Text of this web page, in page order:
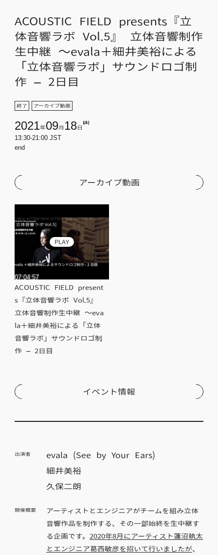
ACOUSTIC FIELD presents『立
体音響ラボ Vol.5』 立体音響制作
生中継 ～evala＋細井美裕による
「立体音響ラボ」サウンドロゴ制
作 – 2日目
終了 アーカイブ動画
2021年09月18日
(土)
13:30-21:00 JST
end
アーカイブ動画
PLAY
07:04:57
ACOUSTIC FIELD present
s『立体音響ラボ Vol.5』
立体音響制作生中継 ～eva
la＋細井美裕による「立体
音響ラボ」サウンドロゴ制
作 – 2日目
イベント情報
出演者
evala (See by Your Ears)
細井美裕
久保二朗
開催概要
アーティストとエンジニアがチームを組み立体
音響作品を制作する、その一部始終を生中継す
る企画です。 2020年8月にアーティスト蓮沼執太
とエンジニア葛西敏彦を招いて行いましたが、